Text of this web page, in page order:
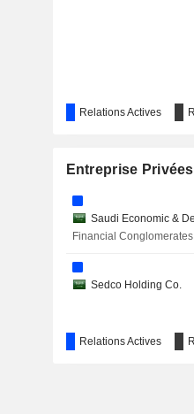
Relations Actives
Entreprise
Saudi Economic &
Financial Conglomerates
Sedco Holding Co.
Relations Actives